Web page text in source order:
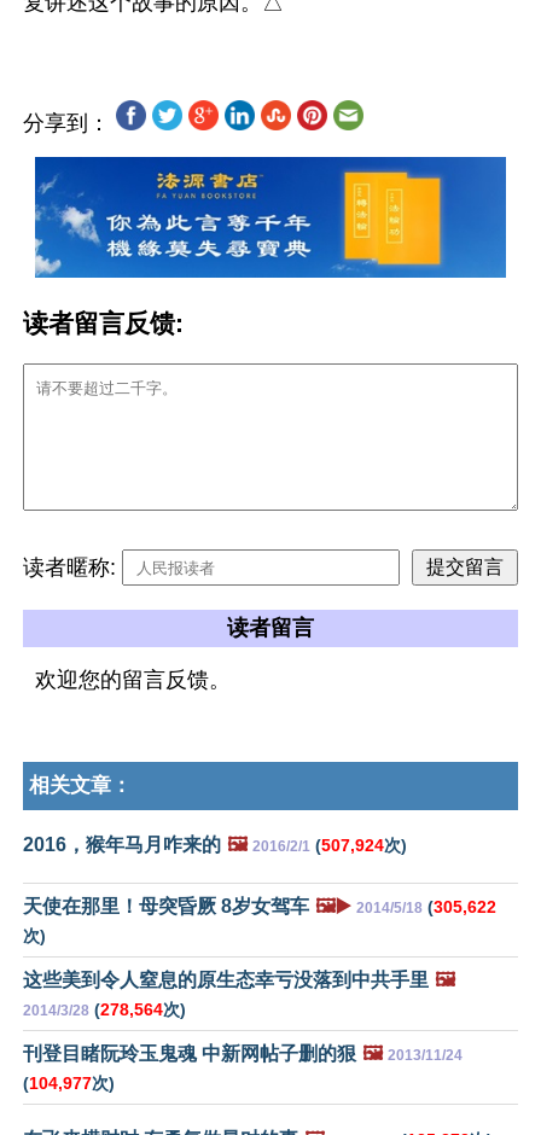
分享到：
读者留言反馈:
读者暱称:
读者留言
欢迎您的留言反馈。
相关文章：
2016，猴年马月咋来的 🖼️ 2016/2/1 (507,924次)
天使在那里！母突昏厥 8岁女驾车 🖼️▶️ 2014/5/18 (305,622
次)
这些美到令人窒息的原生态幸亏没落到中共手里 🖼️
2014/3/28 (278,564次)
刊登目睹阮玲玉鬼魂 中新网帖子删的狠 🖼️ 2013/11/24
(104,977次)